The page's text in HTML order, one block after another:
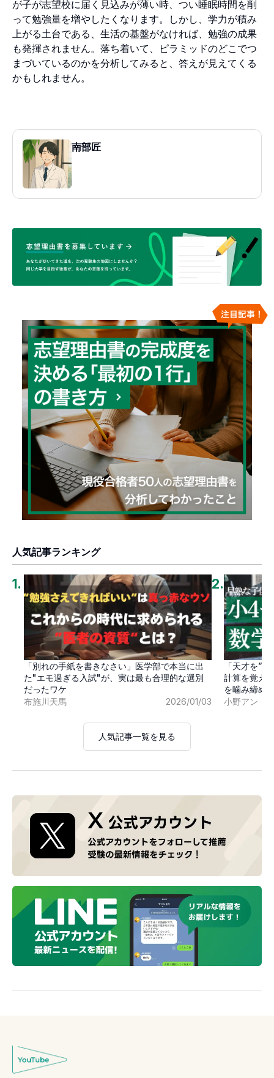
が子が志望校に届く見込みが薄い時、つい睡眠時間を削
って勉強量を増やしたくなります。しかし、学力が積み
上がる土台である、生活の基盤がなければ、勉強の成果
も発揮されません。落ち着いて、ピラミッドのどこでつ
まづいているのかを分析してみると、答えが見えてくる
かもしれません。
南部匠
人気記事ランキング
1.
「別れの手紙を書きなさい」医学部で本当に出
た"エモ過ぎる入試"が、実は最も合理的な選別
だったワケ
布施川天馬
2026/01/03
2.
「天才を”
計算を覚え
を噛み締め
小野アン
人気記事一覧を見る